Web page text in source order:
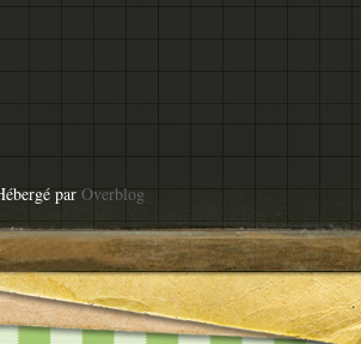
par Overblog